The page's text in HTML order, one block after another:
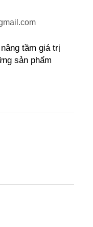
nâng tầm giá trị
sản phẩm